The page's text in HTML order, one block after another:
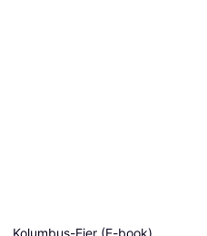
Kolumbus-Eier (E-book)